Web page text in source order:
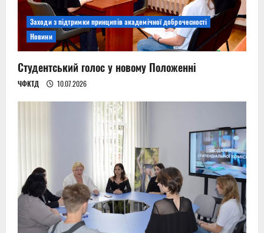
Заходи з підтримки принципів академічної доброчесності
Новини
Студентський голос у новому Положенні
ЧФКТД 10.07.2026